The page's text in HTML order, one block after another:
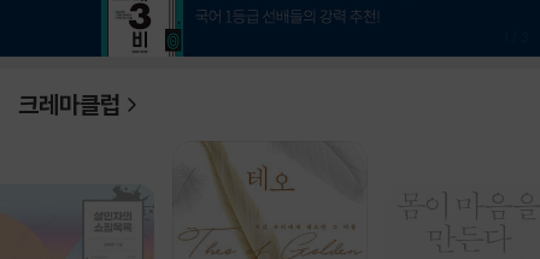
크레마클럽